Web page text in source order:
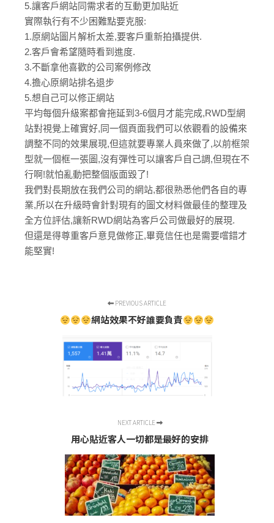
5.讓客戶網站同需求者的互動更加貼近
實際執行有不少困難點要克服:
1.原網站圖片解析太差,要客戶重新拍攝提供.
2.客戶會希望隨時看到進度.
3.不斷拿他喜歡的公司案例修改
4.擔心原網站排名退步
5.想自己可以修正網站
平均每個升級案都會拖延到3-6個月才能完成,RWD型網
站對視覺上確實好,同一個頁面我們可以依觀看的設備來
調整不同的效果展現,但這就要專業人員來做了,以前框架
型就一個框一張圖,沒有彈性可以讓客戶自己調,但現在不
行啊!就怕亂動把整個版面毀了!
我們對長期放在我們公司的網站,都很熟悉他們各自的專
業,所以在升級時會針對現有的圖文材料做最佳的整理及
全方位評估,讓新RWD網站為客戶公司做最好的展現.
但還是得尊重客戶意見做修正,畢竟信任也是需要嚐錯才
能堅實!
PREVIOUS ARTICLE
網站效果不好誰要負責
NEXT ARTICLE
用心貼近客人一切都是最好的安排